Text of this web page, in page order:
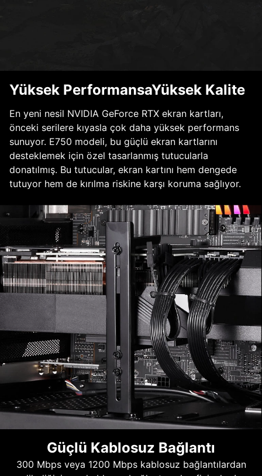
Yüksek PerformansaYüksek Kalite
En yeni nesil NVIDIA GeForce RTX ekran kartları,
önceki serilere kıyasla çok daha yüksek performans
sunuyor. E750 modeli, bu güçlü ekran kartlarını
desteklemek için özel tasarlanmış tutucularla
donatılmış. Bu tutucular, ekran kartını hem dengede
tutuyor hem de kırılma riskine karşı koruma sağlıyor.
Güçlü Kablosuz Bağlantı
300 Mbps veya 1200 Mbps kablosuz bağlantılardan